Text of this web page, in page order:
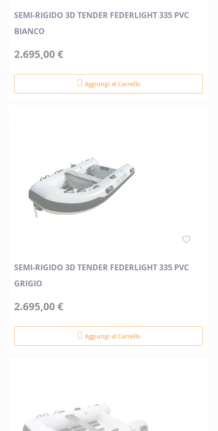
SEMI-RIGIDO 3D TENDER FEDERLIGHT 335 PVC
BIANCO
2.695,00 €
Aggiungi al Carrello
SEMI-RIGIDO 3D TENDER FEDERLIGHT 335 PVC
GRIGIO
2.695,00 €
Aggiungi al Carrello